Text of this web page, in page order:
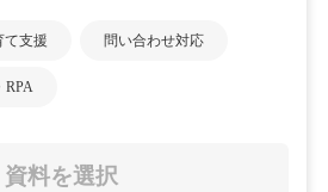
て支援 問い合わせ対応
RPA
資料を選択